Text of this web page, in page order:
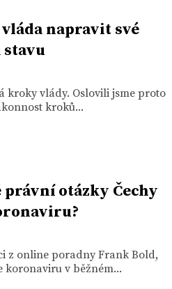
napravit své
stavu
kroky vlády. Oslovili jsme proto
kroků...
právní otázky Čechy
z online poradny Frank Bold,
v běžném...